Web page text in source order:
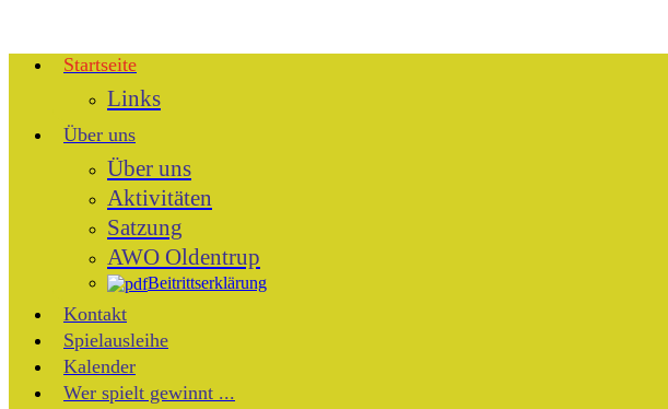
Startseite
Links
Über uns
Über uns
Aktivitäten
Satzung
AWO Oldentrup
Beitrittserklärung
Kontakt
Spielausleihe
Kalender
Wer spielt gewinnt ...